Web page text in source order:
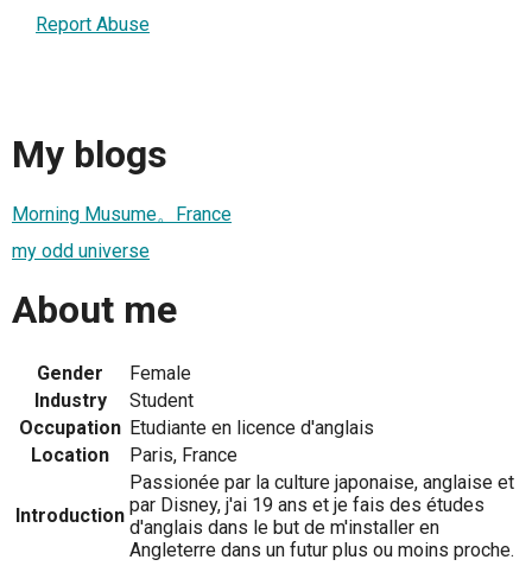
Report Abuse
My blogs
Morning Musume。France
my odd universe
About me
Gender
Female
Industry
Student
Occupation Etudiante en licence d'anglais
Location
Paris, France
Introduction
Passionée par la culture japonaise, anglaise et
par Disney, j'ai 19 ans et je fais des études
d'anglais dans le but de m'installer en
Angleterre dans un futur plus ou moins proche.